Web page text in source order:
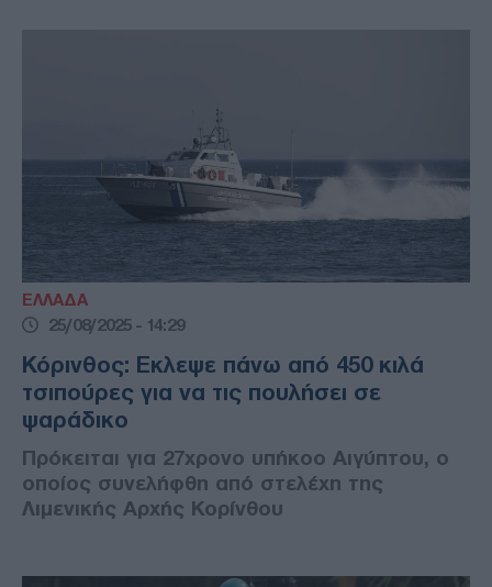
ΕΛΛΑΔΑ
25/08/2025 - 14:29
Κόρινθος: Εκλεψε πάνω από 450 κιλά
τσιπούρες για να τις πουλήσει σε
ψαράδικο
Πρόκειται για 27χρονο υπήκοο Αιγύπτου, ο
οποίος συνελήφθη από στελέχη της
Λιμενικής Αρχής Κορίνθου